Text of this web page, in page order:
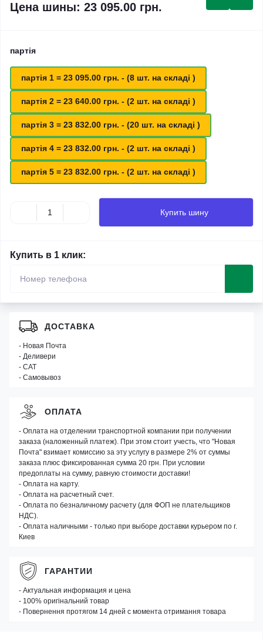
Цена шины: 23 095.00 грн.
партія
партія 1 = 23 095.00 грн. - (8 шт. на складі )
партія 2 = 23 640.00 грн. - (2 шт. на складі )
партія 3 = 23 832.00 грн. - (20 шт. на складі )
партія 4 = 23 832.00 грн. - (2 шт. на складі )
партія 5 = 23 832.00 грн. - (2 шт. на складі )
Купить шину
Купить в 1 клик:
ДОСТАВКА
- Новая Почта
- Деливери
- САТ
- Самовывоз
ОПЛАТА
- Оплата на отделении транспортной компании при получении
заказа (наложенный платеж). При этом стоит учесть, что "Новая
Почта" взимает комиссию за эту услугу в размере 2% от суммы
заказа плюс фиксированная сумма 20 грн. При условии
предоплаты на сумму, равную стоимости доставки!
- Оплата на карту.
- Оплата на расчетный счет.
- Оплата по безналичному расчету (для ФОП не плательщиков
НДС).
- Оплата наличными - только при выборе доставки курьером по г.
Киев
ГАРАНТИИ
- Актуальная информация и цена
- 100% оригінальний товар
- Повернення протягом 14 дней с момента отримання товара